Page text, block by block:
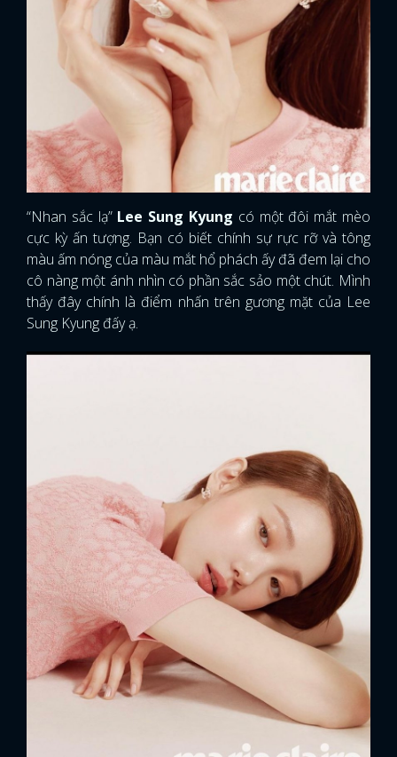
“Nhan sắc lạ” Lee Sung Kyung có một đôi mắt mèo
cực kỳ ấn tượng. Bạn có biết chính sự rực rỡ và tông
màu ấm nóng của màu mắt hổ phách ấy đã đem lại cho
cô nàng một ánh nhìn có phần sắc sảo một chút. Mình
thấy đây chính là điểm nhấn trên gương mặt của Lee
Sung Kyung đấy ạ.